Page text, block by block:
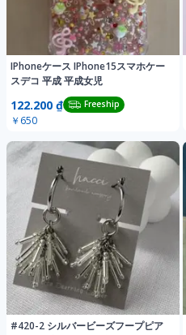
IPhoneケース IPhone15スマホケー
スデコ 平成 平成女児
122.200 ₫ Freeship
￥650
#420-2 シルバービーズフープピア